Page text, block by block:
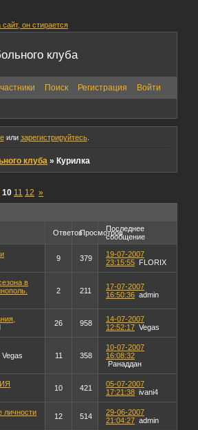
клуба
Поиск Регистрация Войти
или зарегистрируйтесь.
клуба »Курилка
10 11 12 »
ОтветовПросмотровПоследнее
сообщение
9 379
19-07-2007
23:15:55
FLORIX
в
2 211
17-07-2007
16:50:36 admin
26 958
14-07-2007
12:52:17 Vegas
Vegas 11 358
10-07-2007
16:08:32
Ранаддан
10 421
05-07-2007
17:21:38 ivani4
личности
12 514
29-06-2007
21:04:27 admin